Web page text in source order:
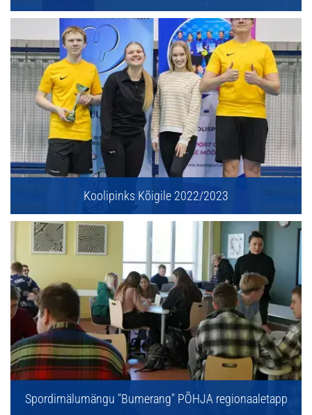
Koolipinks Kõigile 2022/2023
Spordimälumängu "Bumerang" PÕHJA regionaaletapp